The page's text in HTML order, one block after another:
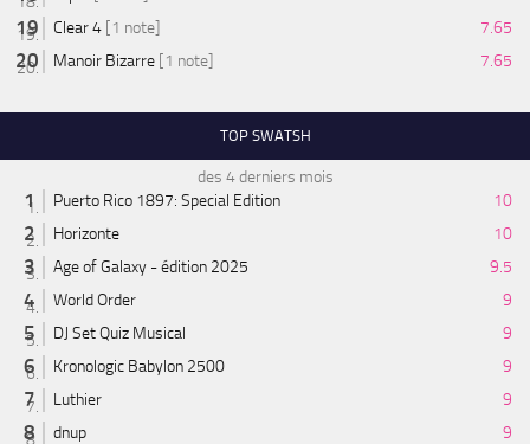
Clear 4 [1 note]
7.65
Manoir Bizarre [1 note] 7.65
TOP SWATSH
des 4 derniers mois
Puerto Rico 1897: Special Edition
10
Horizonte
10
Age of Galaxy - édition 2025
9.5
World Order
9
DJ Set Quiz Musical
9
Kronologic Babylon 2500
9
Luthier
9
dnup
9